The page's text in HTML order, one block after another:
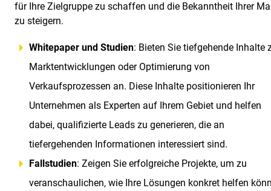
für Ihre Zielgruppe zu schaffen und die Bekanntheit Ihrer
zu steigern.
Whitepaper und Studien: Bieten Sie tiefgehende Inhalte
Marktentwicklungen oder Optimierung von
Verkaufsprozessen an. Diese Inhalte positionieren Ihr
Unternehmen als Experten auf Ihrem Gebiet und helfen
dabei, qualifizierte Leads zu generieren, die an
tiefergehenden Informationen interessiert sind.
Fallstudien: Zeigen Sie erfolgreiche Projekte, um zu
veranschaulichen, wie Ihre Lösungen konkret helfen